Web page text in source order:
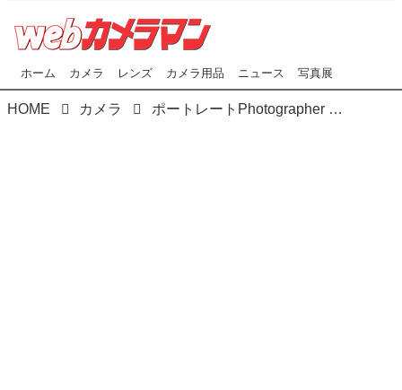
ホーム カメラ レンズ カメラ用品 ニュース 写真展
HOME カメラ ポートレートPhotographer 河野英喜が撮影 Webカメラマンオリジナルコンテンツ『発掘！アイドル図鑑』 FILE No.021 麻帆 1/4